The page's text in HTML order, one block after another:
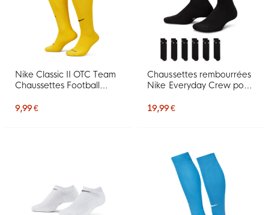
Nike Classic II OTC Team
Chaussettes Football
9,99 €
Chaussettes rembourrées
Nike Everyday Crew pour
blanc
19,99 €